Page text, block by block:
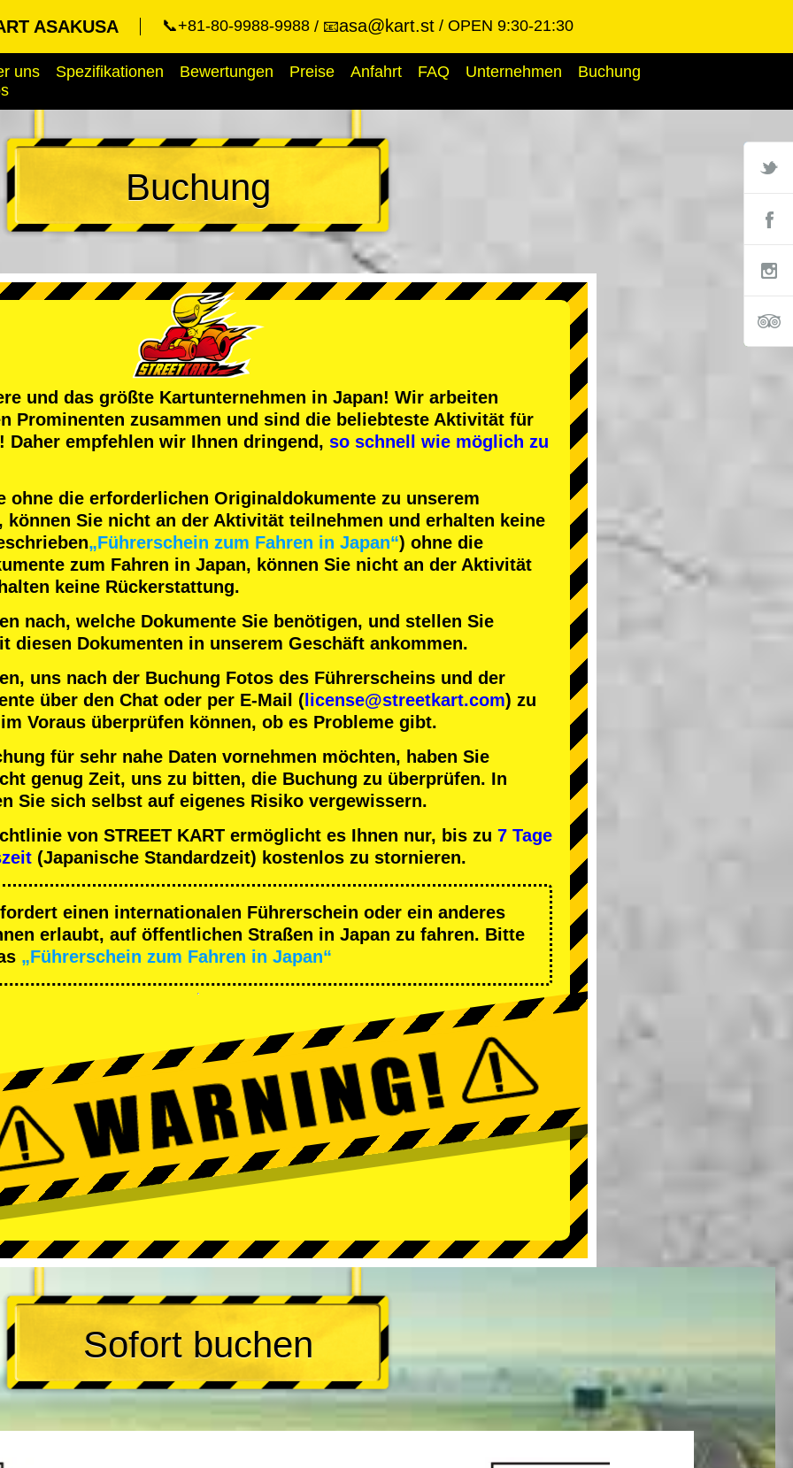
ASAKUSA 📞+81-80-9988-9988 📧asa@kart.st OPEN 9:30-21:30
uns Spezifikationen Bewertungen Preise Anfahrt FAQ Unternehmen
Buchung
Buchung
und das größte Kartunternehmen in Japan! Wir arbeiten
Prominenten zusammen und sind die beliebteste Aktivität für
Daher empfehlen wir Ihnen dringend, so schnell wie möglich zu
ohne die erforderlichen Originaldokumente zu unserem
können Sie nicht an der Aktivität teilnehmen und erhalten keine
„Führerschein zum Fahren in Japan“) ohne die
zum Fahren in Japan, können Sie nicht an der Aktivität
keine Rückerstattung.
nach, welche Dokumente Sie benötigen, und stellen Sie
diesen Dokumenten in unserem Geschäft ankommen.
uns nach der Buchung Fotos des Führerscheins und der
über den Chat oder per E-Mail ( license@streetkart.com) zu
Voraus überprüfen können, ob es Probleme gibt.
für sehr nahe Daten vornehmen möchten, haben Sie
genug Zeit, uns zu bitten, die Buchung zu überprüfen. In
Sie sich selbst auf eigenes Risiko vergewissern.
von STREET KART ermöglicht es Ihnen nur, bis zu 7 Tage
(Japanische Standardzeit) kostenlos zu stornieren.
einen internationalen Führerschein oder ein anderes
erlaubt, auf öffentlichen Straßen in Japan zu fahren. Bitte
„Führerschein zum Fahren in Japan“
Sofort buchen